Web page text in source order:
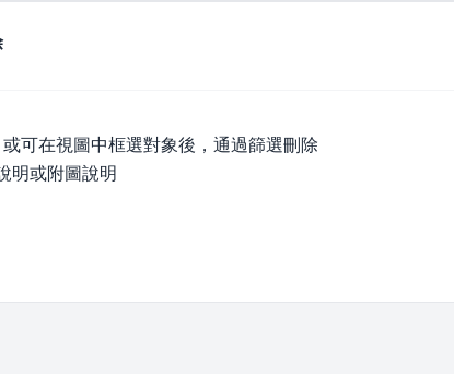
可在視圖中框選對象後，通過篩選刪除
明或附圖說明